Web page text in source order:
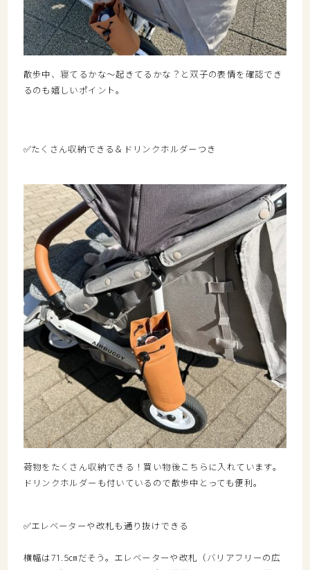
散歩中、寝てるかな～起きてるかな？と双子の表情を確認でき
るのも嬉しいポイント。
✅たくさん収納できる＆ドリンクホルダーつき
荷物をたくさん収納できる！買い物後こちらに入れています。
ドリンクホルダーも付いているので散歩中とっても便利。
✅エレベーターや改札も通り抜けできる
横幅は71.5㎝だそう。エレベーターや改札（バリアフリーの広